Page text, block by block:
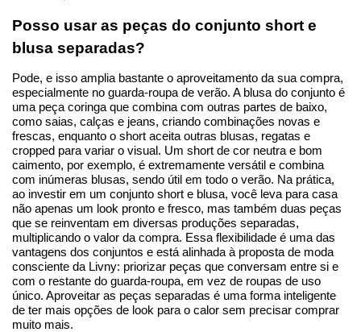
Posso usar as peças do conjunto short e
blusa separadas?
Pode, e isso amplia bastante o aproveitamento da sua compra,
especialmente no guarda-roupa de verão. A blusa do conjunto é
uma peça coringa que combina com outras partes de baixo,
como saias, calças e jeans, criando combinações novas e
frescas, enquanto o short aceita outras blusas, regatas e
cropped para variar o visual. Um short de cor neutra e bom
caimento, por exemplo, é extremamente versátil e combina
com inúmeras blusas, sendo útil em todo o verão. Na prática,
ao investir em um conjunto short e blusa, você leva para casa
não apenas um look pronto e fresco, mas também duas peças
que se reinventam em diversas produções separadas,
multiplicando o valor da compra. Essa flexibilidade é uma das
vantagens dos conjuntos e está alinhada à proposta de moda
consciente da Livny: priorizar peças que conversam entre si e
com o restante do guarda-roupa, em vez de roupas de uso
único. Aproveitar as peças separadas é uma forma inteligente
de ter mais opções de look para o calor sem precisar comprar
muito mais.